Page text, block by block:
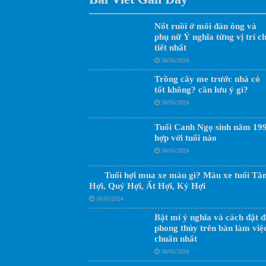
Nốt ruồi ở môi đàn ông và
phụ nữ Ý nghĩa từng vị trí
tiết nhất
30/05/2024
Trồng cây me trước nhà có
tốt không? cần lưu ý gì?
30/05/2024
Tuổi Canh Ngọ sinh năm
hợp với tuổi nào
30/05/2024
Tuổi hợi mua xe màu gì? Màu xe tuổi
Hợi, Quý Hợi, Ất Hợi, Kỷ Hợi
30/05/2024
Bật mí ý nghĩa và cách đặt
phong thủy trên bàn làm
chuẩn nhất
30/05/2024